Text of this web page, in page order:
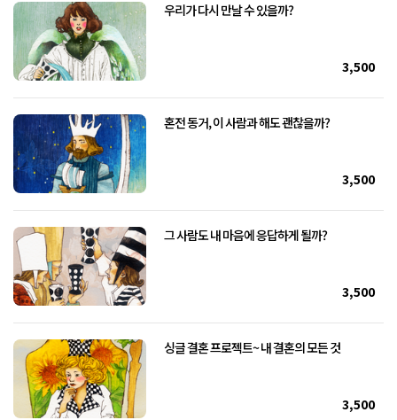
우리가 다시 만날 수 있을까?
3,500
혼전 동거, 이 사람과 해도 괜찮을까?
3,500
그 사람도 내 마음에 응답하게 될까?
3,500
싱글 결혼 프로젝트~ 내 결혼의 모든 것
3,500